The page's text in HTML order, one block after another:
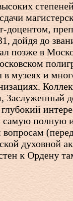
доцентом,
дойдя до
позже в
в музеях и
Заслуженный
самую полную
духовной
к Ордену